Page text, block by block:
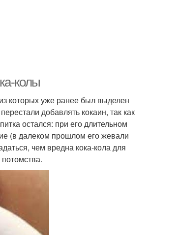
колы
которых уже ранее был выделен
добавлять кокаин, так как
остался: при его длительном
(в далеком прошлом его жевали
чем вредна кока-кола для